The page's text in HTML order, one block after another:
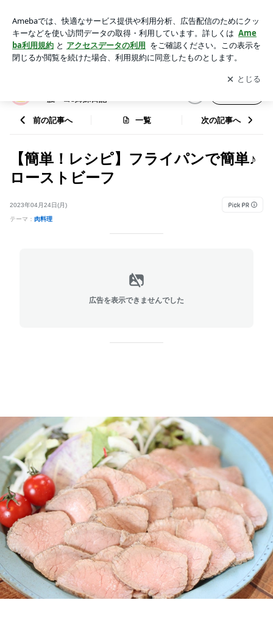
間で ラクウマ 3食お家ごはん 〜腹ペコ3姉妹日記〜
アプリをダウンロードして ブログの更新通知
を受け取りまし
ょう。
開く
〜腹ペコ3姉妹日記〜
前の記事へ 一覧 次の記事へ
【簡単！レシピ】フライパンで簡単♪
ローストビーフ
2023年04月24日(月)
テーマ： 肉料理
広告を表示できませんでした